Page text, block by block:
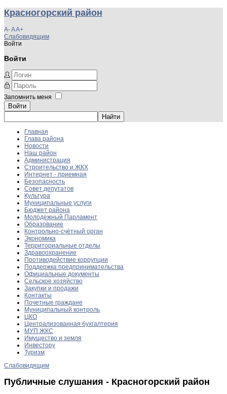
Красногорский район
A-AA+
Слабовидящим
Войти
Войти
Запомнить меня
Войти
Главная
Глава района
Новости
Наш район
Администрация
Строительство и ЖКХ
Интернет - приемная
Безопасность
Совет депутатов
Культура
Муниципальные услуги
Бюджет района
Молодежный Парламент
Образование
Контрольно-счётный орган
Экономика
Территориальные отделы
Здравоохранение
Противодействие коррупции
Поддержка предпринимательства
Официальные документы
Сельское хозяйство
Закупки и продажи
Контакты
Почетные граждане
Муниципальный контроль
ЦКО
Централизованная бухгалтерия
МУП ЖКС
Имущество и земля
Инвестору
Туризм
Слабовидящим
Публичные слушания - Красногорский район